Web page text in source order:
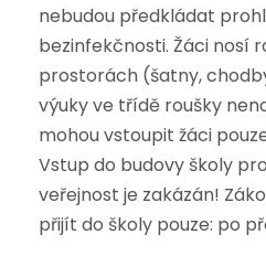
nebudou předkládat
bezinfekčnosti. Žáci nosí
prostorách (šatny,
výuky ve třídě roušky
mohou vstoupit žáci
Vstup do budovy školy
veřejnost je zakázán!
přijít do školy pouze: po